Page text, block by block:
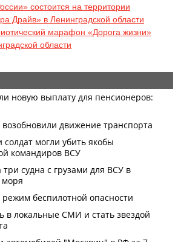
состоится на территории
Драйв» в Ленинградской области
марафон «Дорога жизни»
области